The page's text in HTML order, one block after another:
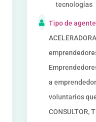
tecnologías
Tipo de agente
a
voluntarios que
CONSULTOR,